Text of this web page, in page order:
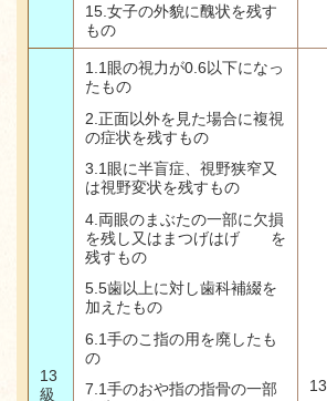
15. 女子の外貌に醜状を残す
もの
13
級
1.1眼の視力が0.6以下になっ
たもの
2. 正面以外を見た場合に複視
の症状を残すもの
3.1 眼に半盲症、視野狭窄又
は視野変状を残すもの
4. 両眼のまぶたの一部に欠損
を残し又はまつげはげ を
残すもの
5.5歯以上に対し歯科補綴を
加えたもの
6.1手のこ指の用を廃したも
の
7.1手のおや指の指骨の一部